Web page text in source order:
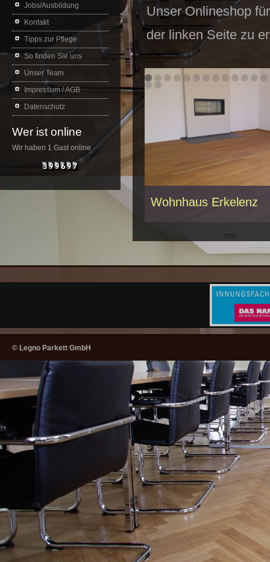
Jobs/Ausbildung
Kontakt
Tipps zur Pflege
So finden Sie uns
Unser Team
Impressum / AGB
Datenschutz
Wer ist online
Wir haben 1 Gast online
Unser Onlineshop
der linken Seite zu
Wohnhaus Erkelenz
© Legno Parkett GmbH